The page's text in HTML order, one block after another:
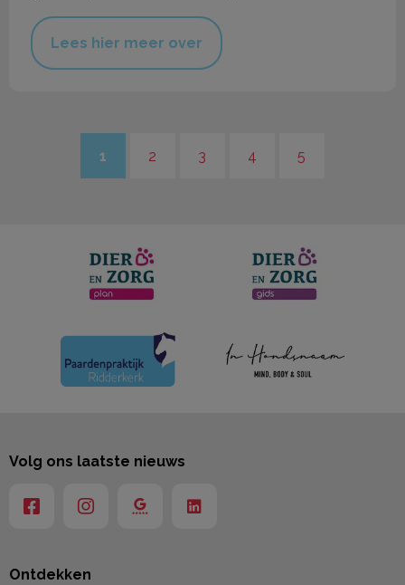
Lees hier meer over
1 2 3 4 5
Ontdekken
Volg ons laatste nieuws